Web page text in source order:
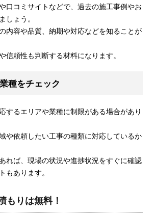
口コミサイトなどで、過去の施工事例やお
しょう。
内容や品質、納期や対応などを知ることが
信頼性も判断する材料になります。
種をチェック
するエリアや業種に制限がある場合があり
や依頼したい工事の種類に対応しているか
れば、現場の状況や進捗状況をすぐに確認
もあります。
もりは無料！